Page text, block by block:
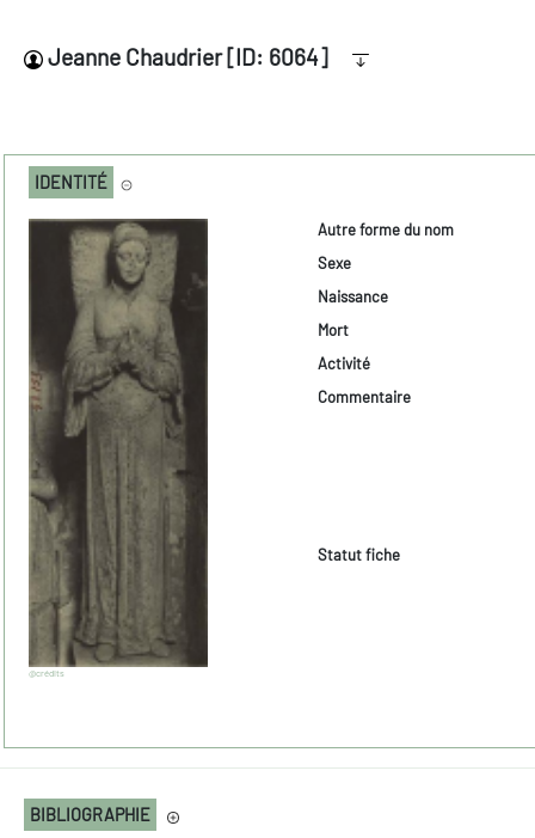
Jeanne Chaudrier [ID: 6064]
IDENTITÉ
@crédits
Autre forme du nom
Sexe
Naissance
Mort
Activité
Commentaire
Statut fiche
BIBLIOGRAPHIE